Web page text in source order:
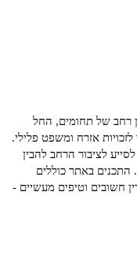
רחב של תחומים, החל
אזרח ומשפט פלילי.
לציבור הרחב להבין
התכנים באתר כוללים
חשובים וטיפים מעשיים -